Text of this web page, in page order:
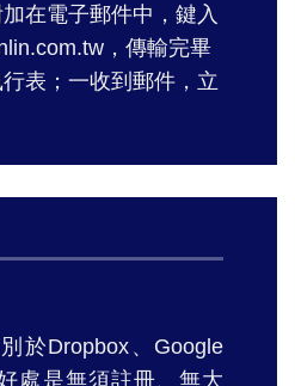
在電子郵件中，鍵入
，傳輸完畢
表；一收到郵件，立
於Dropbox、Google
處是無須註冊、無大